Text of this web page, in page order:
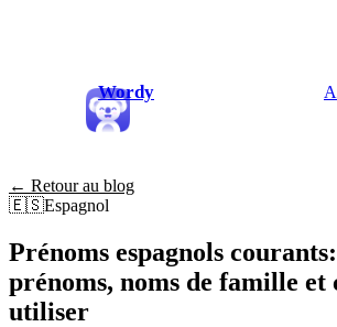
Wordy
← Retour au blog
🇪🇸Espagnol
Prénoms espagnols
prénoms, noms de famille et
utiliser